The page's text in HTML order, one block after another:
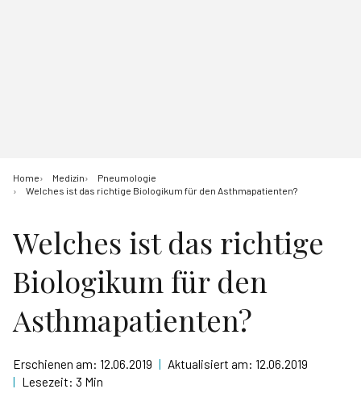
Home Medizin
Pneumologie
Welches ist das richtige Biologikum für den Asthmapatienten?
Welches ist das richtige
Biologikum für den
Asthmapatienten?
Erschienen am: 12.06.2019 | Aktualisiert am: 12.06.2019
| Lesezeit: 3 Min